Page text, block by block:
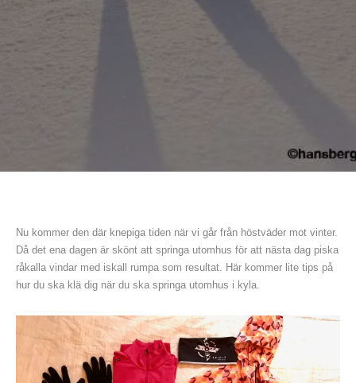
Nu kommer den där knepiga tiden när vi går från höstväder mot vinter.
Då det ena dagen är skönt att springa utomhus för att nästa dag piska
råkalla vindar med iskall rumpa som resultat. Här kommer lite tips på
hur du ska klä dig när du ska springa utomhus i kyla.